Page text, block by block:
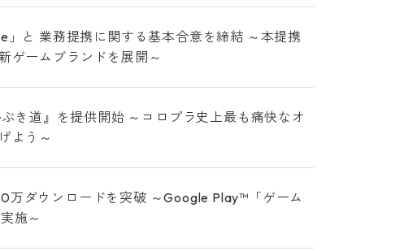
と 業務提携に関する基本合意を締結 ～本提携
ゲームブランドを展開～
き道』を提供開始 ～コロプラ史上最も痛快なオ
よう～
万ダウンロードを突破 ～Google Play™「ゲーム
施～